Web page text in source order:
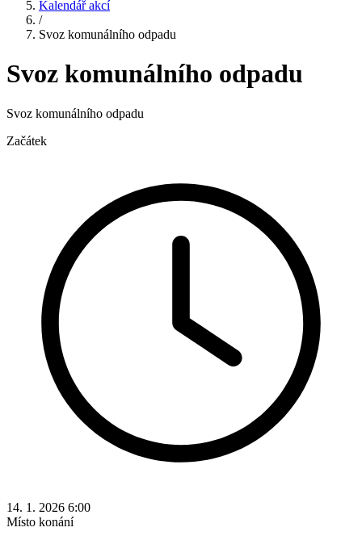
Kalendář akcí
/
Svoz komunálního odpadu
Svoz komunálního odpadu
Svoz komunálního odpadu
Začátek
14. 1. 2026 6:00
Místo konání